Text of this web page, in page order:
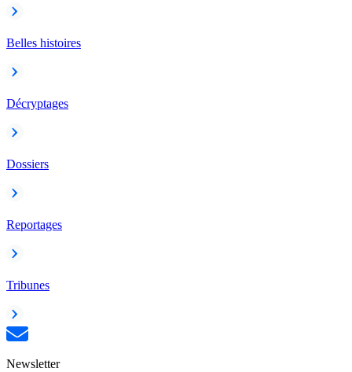
Belles histoires
Décryptages
Dossiers
Reportages
Tribunes
Newsletter